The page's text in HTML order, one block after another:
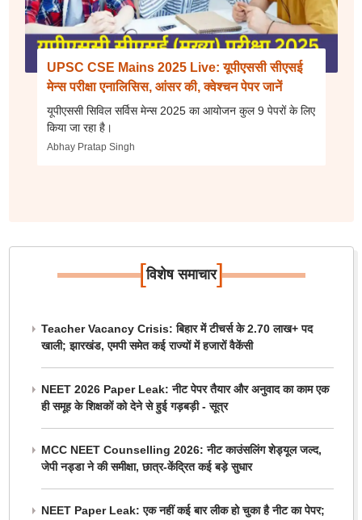
UPSC CSE Mains 2025 Live: यूपीएससी सीएसई
मेन्स परीक्षा एनालिसिस, आंसर की, क्वेश्चन पेपर जानें
यूपीएससी सिविल सर्विस मेन्स 2025 का आयोजन कुल 9 पेपरों के लिए
किया जा रहा है।
Abhay Pratap Singh
[विशेष समाचार]
Teacher Vacancy Crisis: बिहार में टीचर्स के 2.70 लाख+ पद
खाली; झारखंड, एमपी समेत कई राज्यों में हजारों वैकेंसी
NEET 2026 Paper Leak: नीट पेपर तैयार और अनुवाद का काम एक
ही समूह के शिक्षकों को देने से हुई गड़बड़ी - सूत्र
MCC NEET Counselling 2026: नीट काउंसलिंग शेड्यूल जल्द,
जेपी नड्डा ने की समीक्षा, छात्र-केंद्रित कई बड़े सुधार
NEET Paper Leak: एक नहीं कई बार लीक हो चुका है नीट का पेपर;